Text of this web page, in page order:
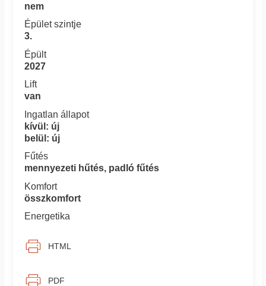
nem
Épület szintje
3.
Épült
2027
Lift
van
Ingatlan állapot
kívül: új
belül: új
Fűtés
mennyezeti hűtés, padló fűtés
Komfort
összkomfort
Energetika
HTML
PDF